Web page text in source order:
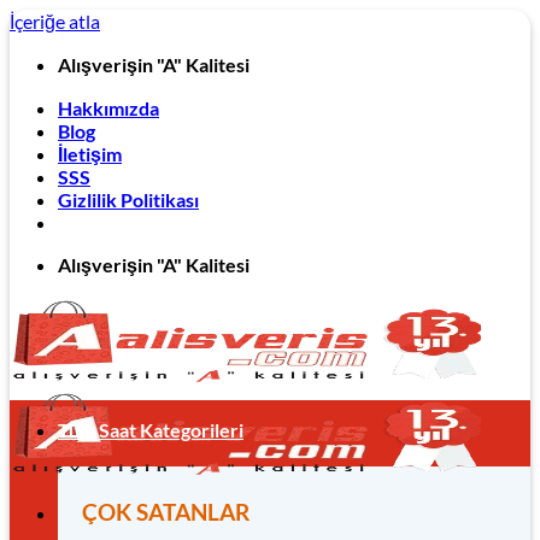
İçeriğe atla
Alışverişin "A" Kalitesi
Hakkımızda
Blog
İletişim
SSS
Gizlilik Politikası
Alışverişin "A" Kalitesi
Tüm Saat Kategorileri
ÇOK SATANLAR